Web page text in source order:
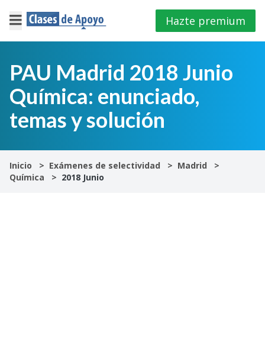
×
Iniciar
sesión
E.S.O
Hazte premium
PAU Madrid 2018 Junio
Química: enunciado,
temas y solución
Inicio Exámenes de selectividad
Madrid
Química
2018 Junio